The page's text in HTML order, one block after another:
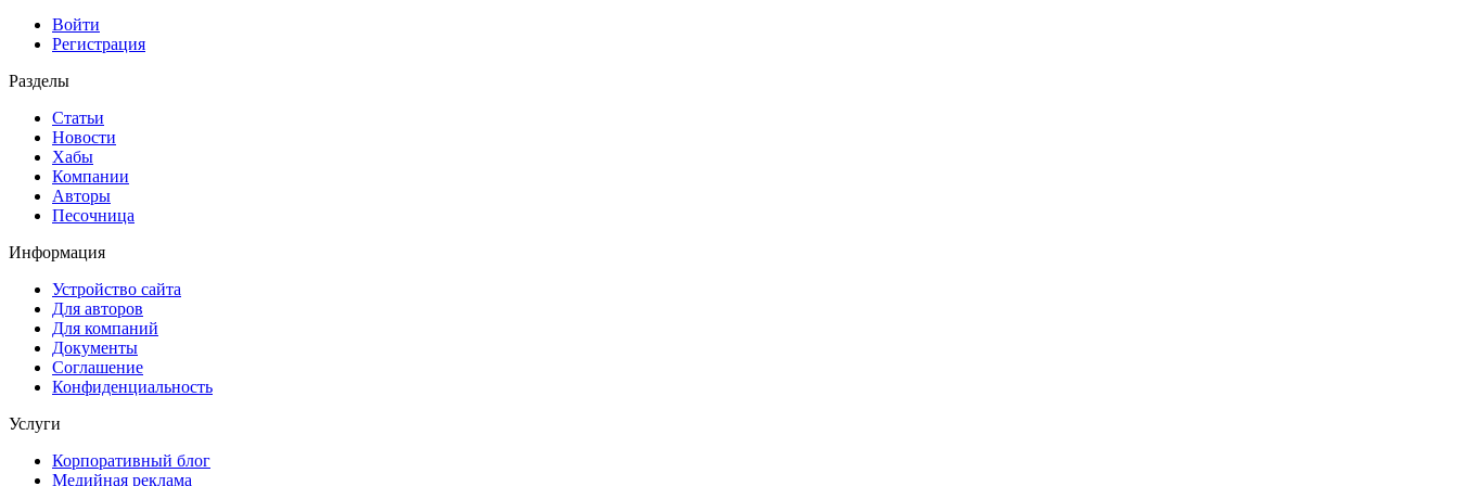
Войти
Регистрация
Разделы
Статьи
Новости
Хабы
Компании
Авторы
Песочница
Информация
Устройство сайта
Для авторов
Для компаний
Документы
Соглашение
Конфиденциальность
Услуги
Корпоративный блог
Медийная реклама